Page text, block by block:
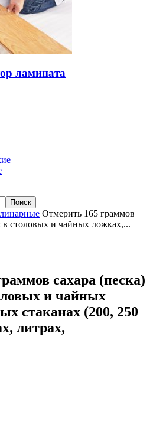
ламината
Отмерить 165 граммов
в столовых и чайных ложках,...
сахара (песка)
и чайных
стаканах (200, 250
литрах,